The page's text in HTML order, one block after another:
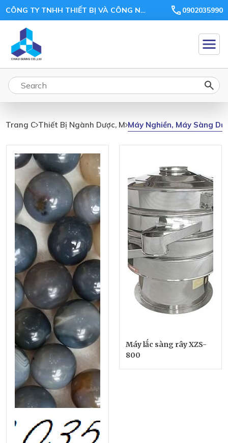
CÔNG TY TNHH THIẾT BỊ VÀ CÔNG NGHỆ CHÂU GIANG 0902035990
Trang ChủThiết Bị Ngành Dược, Mỹ PhẩmMáy Nghiền, Máy Sàng
Nghiền,
Sàng
Dược
Máy lắc sàng rây XZS-
800